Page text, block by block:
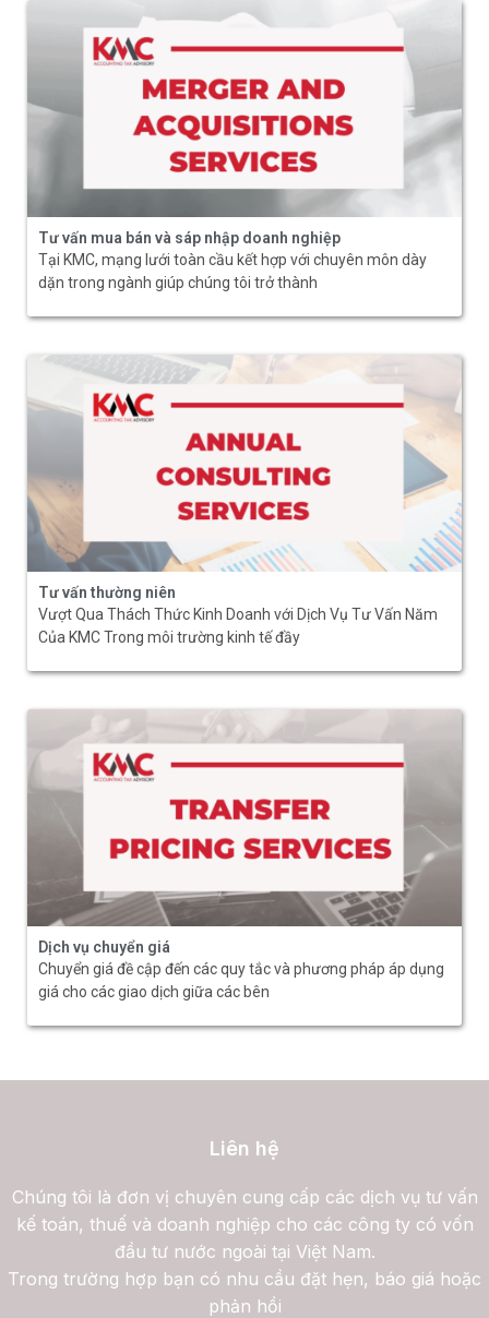
Tư vấn mua bán và sáp nhập doanh nghiệp
Tại KMC, mạng lưới toàn cầu kết hợp với chuyên môn dày
dặn trong ngành giúp chúng tôi trở thành
Tư vấn thường niên
Vượt Qua Thách Thức Kinh Doanh với Dịch Vụ Tư Vấn Năm
Của KMC Trong môi trường kinh tế đầy
Dịch vụ chuyển giá
Chuyển giá đề cập đến các quy tắc và phương pháp áp dụng
giá cho các giao dịch giữa các bên
Liên hệ
Chúng tôi là đơn vị chuyên cung cấp các dịch vụ tư vấn
kế toán, thuế và doanh nghiệp cho các công ty có vốn
đầu tư nước ngoài tại Việt Nam.
Trong trường hợp bạn có nhu cầu đặt hẹn, báo giá hoặc
phản hồi